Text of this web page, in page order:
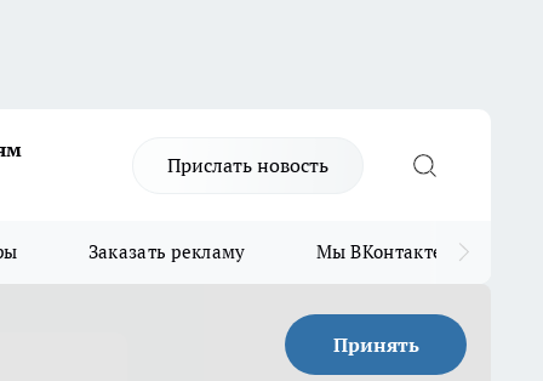
Прислать новость
Заказать рекламу Мы ВКонтакте
Принять